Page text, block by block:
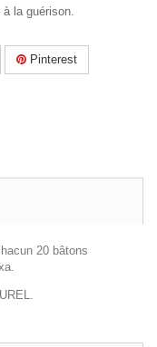
la guérison.
Pinterest
20 bâtons